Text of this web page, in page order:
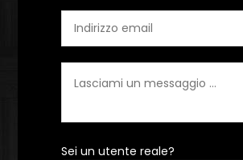
Sei un utente reale?